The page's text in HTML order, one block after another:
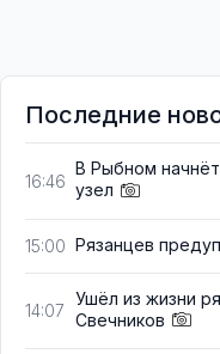
Последние
16:46
В Рыбном
узел
15:00 Рязанцев
14:07
Ушёл из жизни
Свечников